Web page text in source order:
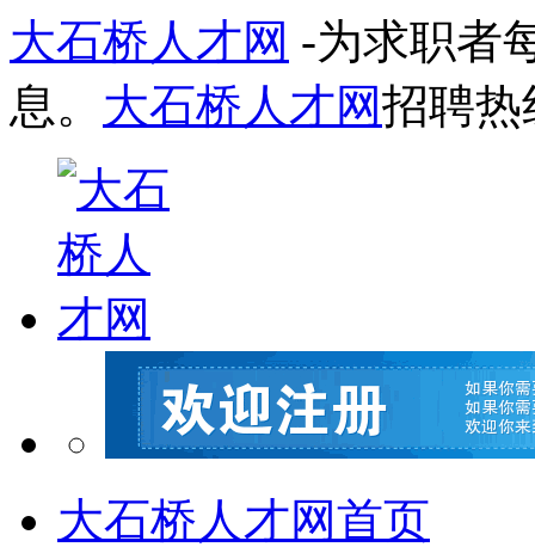
大石桥人才网 -为求职者
息。 大石桥人才网招聘热
大石桥人才网首页